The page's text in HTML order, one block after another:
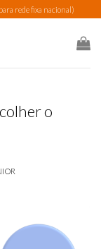
rede fixa nacional)
o